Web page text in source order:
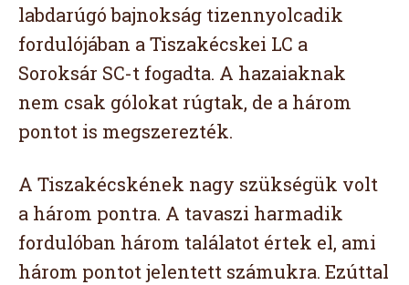
labdarúgó bajnokság tizennyolcadik
fordulójában a Tiszakécskei LC a
Soroksár SC-t fogadta. A hazaiaknak
nem csak gólokat rúgtak, de a három
pontot is megszerezték.
A Tiszakécskének nagy szükségük volt
a három pontra. A tavaszi harmadik
fordulóban három találatot értek el, ami
három pontot jelentett számukra. Ezúttal